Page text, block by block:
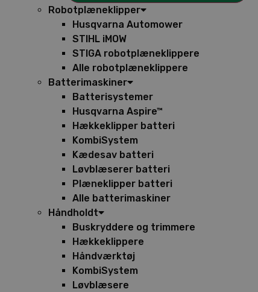
Robotplæneklipper
Husqvarna Automower
STIHL iMOW
STIGA robotplæneklippere
Alle robotplæneklippere
Batterimaskiner
Batterisystemer
Husqvarna Aspire™
Hækkeklipper batteri
KombiSystem
Kædesav batteri
Løvblæserer batteri
Plæneklipper batteri
Alle batterimaskiner
Håndholdt
Buskryddere og trimmere
Hækkeklippere
Håndværktøj
KombiSystem
Løvblæsere